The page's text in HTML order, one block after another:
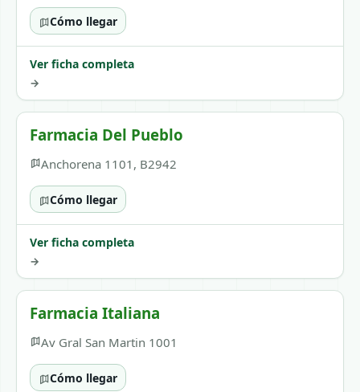
Cómo llegar
Ver ficha completa
→
Farmacia Del Pueblo
Anchorena 1101, B2942
Cómo llegar
Ver ficha completa
→
Farmacia Italiana
Av Gral San Martin 1001
Cómo llegar